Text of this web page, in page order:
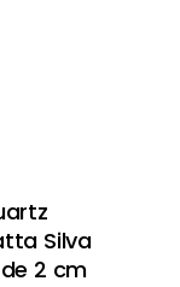
Silva
2 cm